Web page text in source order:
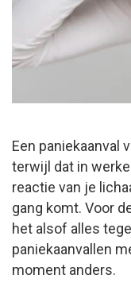
Een paniekaanval
terwijl dat in
reactie van je
gang komt. Voor
het alsof alles
paniekaanvallen
moment anders.